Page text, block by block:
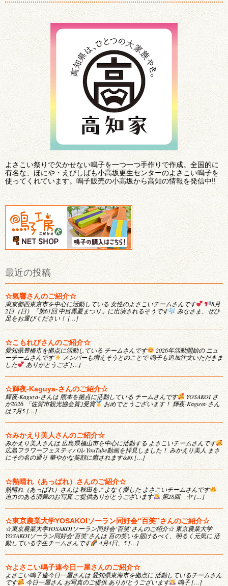
よさこい祭りで欠かせない鳴子を一つ一つ手作りで作成。全国的に
有名な、ほにや・えびしばも小高坂更生センターのよさこい鳴子を
使ってくれています。鳴子販売の小高坂から高知の情報を発信中!!
最近の投稿
☆氣響さんのご紹介☆
東京都西東京市を中心に活動している 女性のよさこいチームさんです
8月
2日（日）「第61回 中目黒夏まつり」に出演されるそうです
みなさま、ぜひ
足をお運びください！ […]
☆こもれびさんのご紹介☆
愛知県豊橋市を拠点に活動している チームさんです
2026年活動開始の ニュ
ーチームさんです
メンバーも増えそうとのことで 鳴子も追加注文いただきま
した
ありがとうござ […]
☆輝夜-Kaguya-さんのご紹介☆
輝夜-Kaguya-さんは 熊本を拠点に活動している チームさんです
YOSAKOI さ
が2026 「佐賀市観光協会賞｣受賞
おめでとうございます！ 輝夜-Kaguya-さん
は 7月5 […]
☆みかえり美人さんのご紹介☆
みかえり美人さんは 広島県福山市を中心に活動する よさこいチームさんです
広島フラワーフェスティバル YouTube動画を拝見しました！ みかえり美人 まさ
にその名の通り 華やかな笑顔に癒されます&#x […]
☆熱晴れ（あっぱれ）さんのご紹介☆
熱晴れ（あっぱれ）さんは 秋田をこよなく愛した よさこいチームさんです
迫力のある演舞のお写真 ご提供ありがとうございます
第28回 ヤ […]
☆東京農業大学YOSAKOIソーラン同好会‘‘百笑’’さんのご紹介☆
☆東京農業大学YOSAKOIソーラン同好会‘百笑’さんのご紹介☆ 東京農業大学
YOSAKOIソーラン同好会‘百笑’さんは 百の笑いを届けるべく、明るく元気に 活
動している学生チームさんです
4月4日、5 […]
☆よさこい鳴子連今日一屋さんのご紹介☆
よさこい鳴子連今日一屋さんは 愛知県東海市を拠点に 活動しているチームさん
です
今日一屋さん お写真のご提供 ありがとうございます 鳴子 […]